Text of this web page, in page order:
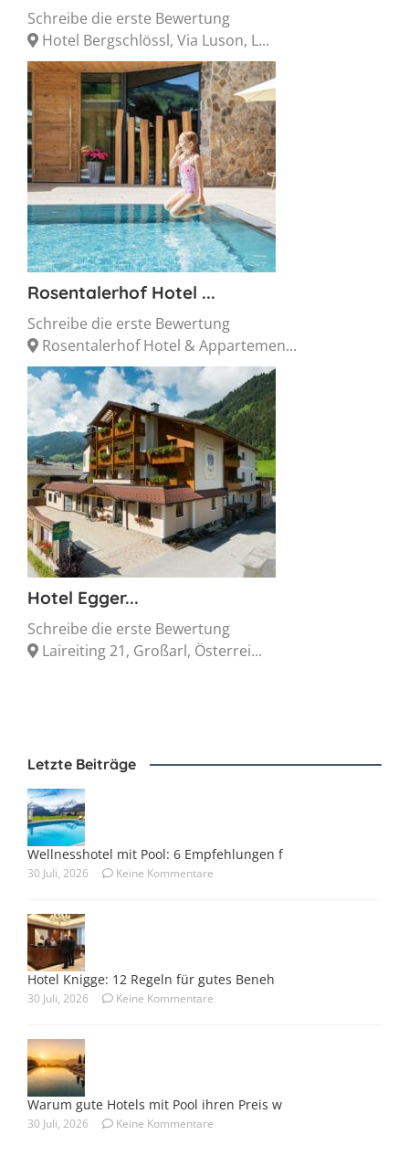
Schreibe die erste Bewertung
Hotel Bergschlössl, Via Luson, L...
Rosentalerhof Hotel ...
Schreibe die erste Bewertung
Rosentalerhof Hotel & Appartemen...
Hotel Egger...
Schreibe die erste Bewertung
Laireiting 21, Großarl, Österrei...
Letzte Beiträge
Wellnesshotel mit Pool: 6 Empfehlungen f
30 Juli, 2026 Keine Kommentare
Hotel Knigge: 12 Regeln für gutes Beneh
30 Juli, 2026 Keine Kommentare
Warum gute Hotels mit Pool ihren Preis w
30 Juli, 2026 Keine Kommentare